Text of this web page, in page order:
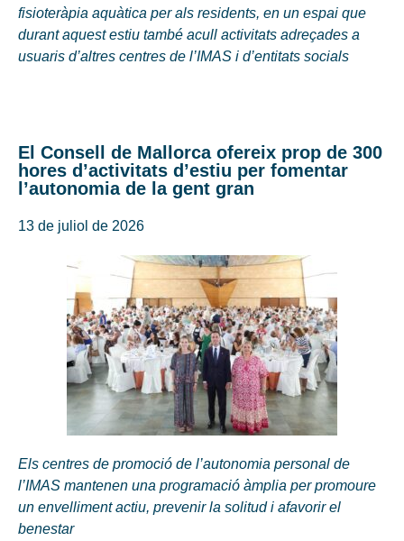
fisioteràpia aquàtica per als residents, en un espai que
durant aquest estiu també acull activitats adreçades a
usuaris d’altres centres de l’IMAS i d’entitats socials
El Consell de Mallorca ofereix prop de 300
hores d’activitats d’estiu per fomentar
l’autonomia de la gent gran
13 de juliol de 2026
Els centres de promoció de l’autonomia personal de
l’IMAS mantenen una programació àmplia per promoure
un envelliment actiu, prevenir la solitud i afavorir el
benestar